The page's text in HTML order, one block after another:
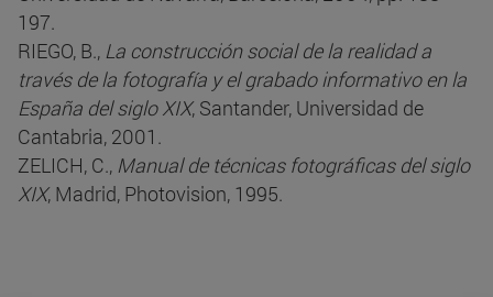
197.
RIEGO, B., La construcción social de la realidad a
través de la fotografía y el grabado informativo en la
España del siglo XIX, Santander, Universidad de
Cantabria, 2001.
ZELICH, C., Manual de técnicas fotográficas del siglo
XIX, Madrid, Photovision, 1995.